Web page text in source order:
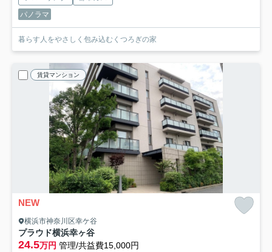
パノラマ
暮らす人をやさしく包み込むくつろぎの家
賃貸マンション
NEW
横浜市神奈川区幸ケ谷
プラウド横浜幸ヶ谷
24.5万円 管理/共益費15,000円